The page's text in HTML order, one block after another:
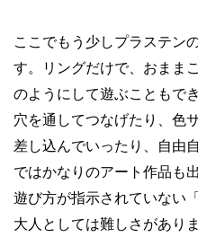
ここでもう少しプラステン
す。リングだけで、おまま
のようにして遊ぶこともで
穴を通してつなげたり、色
差し込んでいったり、自由
ではかなりのアート作品も
遊び方が指示されていない
大人としては難しさがあり